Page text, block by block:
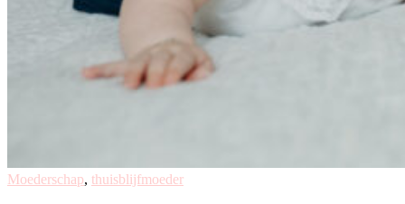
Moederschap, thuisblijfmoeder